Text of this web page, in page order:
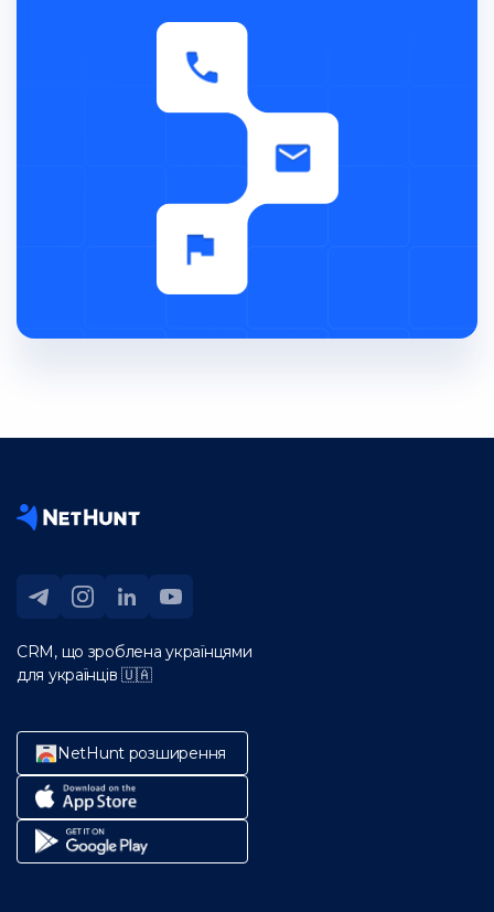
CRM, що зроблена українцями
для українців 🇺🇦
NetHunt розширення